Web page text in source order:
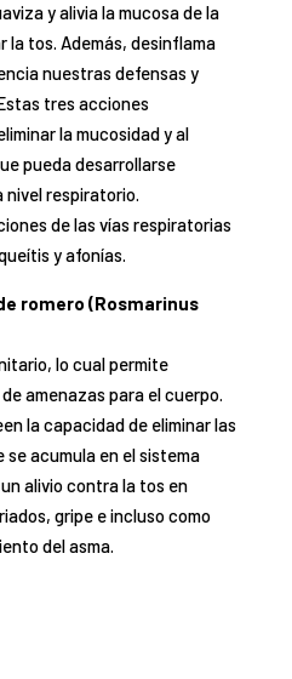
y alivia la mucosa de la
la tos. Además, desinflama
nuestras defensas y
tres acciones
la mucosidad y al
pueda desarrollarse
respiratorio.
de las vías respiratorias
y afonías.
romero (Rosmarinus
lo cual permite
amenazas para el cuerpo.
la capacidad de eliminar las
se acumula en el sistema
alivio contra la tos en
gripe e incluso como
del asma.